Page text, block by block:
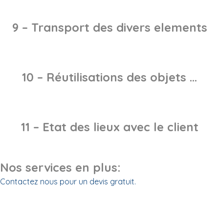
9 – Transport des divers elements
10 – Réutilisations des objets …
11 – Etat des lieux avec le client
Nos services en plus:
Contactez nous pour un devis gratuit.